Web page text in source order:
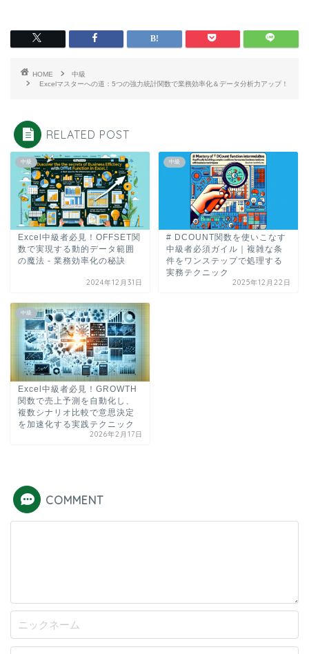
HOME
中級
Excelマスターへの道：5つの強力統計関数で業務効率化＆データ分析力アップ！
RELATED POST
中級
Excel中級者必見！OFFSET関
数で実現する動的データ範囲
の魔法 - 業務効率化の秘訣
2024年12月31日
中級
# DCOUNT関数を使いこなす
中級者必須ガイル｜複雑な条
件をワンステップで処理する
実務テクニック
2025年12月22日
中級
Excel中級者必見！GROWTH
関数で売上予測を自動化し、
複数シナリオ比較で意思決定
を加速化する実践テクニック
2026年2月17日
COMMENT